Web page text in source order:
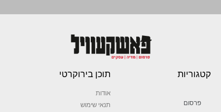
קטגוריות
פרסום
תוכן בירוקרטי
אודות
תנאי שימוש